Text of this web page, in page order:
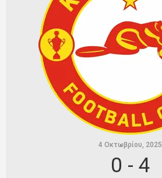
4 Οκτωβρίου, 2025
0 - 4